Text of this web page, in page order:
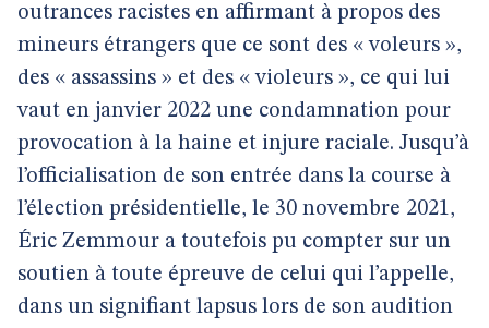
outrances racistes en affirmant à propos des
mineurs étrangers que ce sont des « voleurs »,
des « assassins » et des « violeurs », ce qui lui
vaut en janvier 2022 une condamnation pour
provocation à la haine et injure raciale. Jusqu’à
l’officialisation de son entrée dans la course à
l’élection présidentielle, le 30 novembre 2021,
Éric Zemmour a toutefois pu compter sur un
soutien à toute épreuve de celui qui l’appelle,
dans un signifiant lapsus lors de son audition